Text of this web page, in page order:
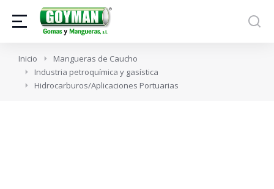
Estás aquí:
Inicio
Mangueras de Caucho
Industria petroquímica y gasística
Hidrocarburos/Aplicaciones Portuarias